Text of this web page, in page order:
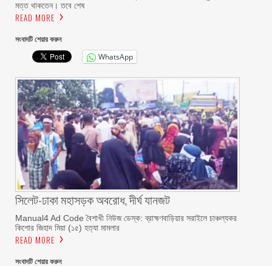
মত্ত থাকতেন। তবে শেষ
READ MORE
সংবাদটি শেয়ার করুন
WhatsApp
সিলেট-ঢাকা মহাসড়ক অবরোধ, দীর্ঘ যানজট
Manual4 Ad Code বৈশাখী নিউজ ডেস্ক: ব্রাহ্মণবাড়িয়ার সরাইলে চাঞ্চল্যকর
কিশোর জিহাদ মিয়া (১৫) হত্যা মামলার
READ MORE
সংবাদটি শেয়ার করুন